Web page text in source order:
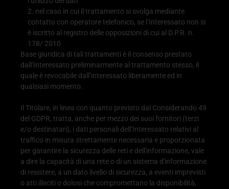
nel caso in cui il trattamento si svolga mediante
contatto con operatore telefonico, se l’Interessato non si
è iscritto al registro delle opposizioni di cui al D.P.R. n.
178/ 2010
Base giuridica di tali trattamenti è il consenso prestato
dall’Interessato preliminarmente al trattamento stesso, il
quale è revocabile dall’interessato liberamente ed in
qualsiasi momento.
Il Titolare, in linea con quanto previsto dal Considerando 49
del GDPR, tratta, anche per mezzo dei suoi fornitori (terzi
e/o destinatari), i dati personali dell’Interessato relativi al
traffico in misura strettamente necessaria e proporzionata
per garantire la sicurezza delle reti e dell'informazione, vale
a dire la capacità di una rete o di un sistema d'informazione
di resistere, a un dato livello di sicurezza, a eventi imprevisti
o atti illeciti o dolosi che compromettano la disponibilità,